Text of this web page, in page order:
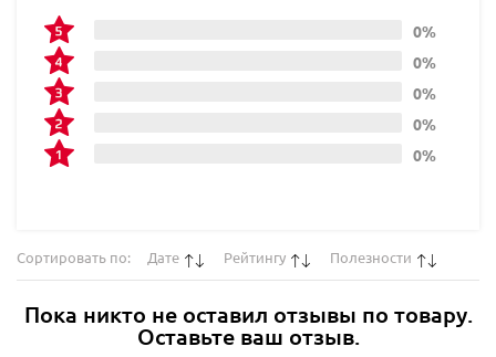
0%
0%
0%
0%
0%
Сортировать по: Дате Рейтингу Полезности
Пока никто не оставил отзывы по товару.
Оставьте ваш отзыв.